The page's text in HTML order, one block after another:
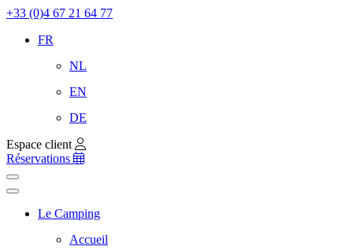
+33 (0)4 67 21 64 77
FR
NL
EN
DE
Espace client
Réservations
Le Camping
Accueil